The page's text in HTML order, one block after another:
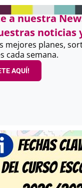
a nuestra
noticias
mejores planes,
cada semana.
AQUÍ!